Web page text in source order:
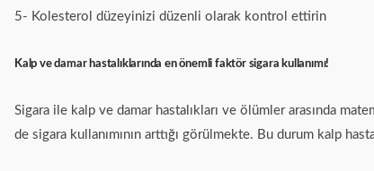
5- Kolesterol düzeyinizi düzenli olarak kontrol ettirin
Kalp ve damar hastalıklarında en önemli faktör sigara kullanımı!
Sigara ile kalp ve damar hastalıkları ve ölümler arasında
de sigara kullanımının arttığı görülmekte. Bu durum kalp